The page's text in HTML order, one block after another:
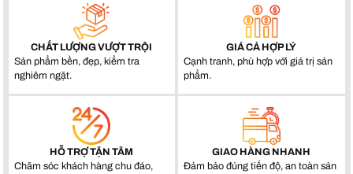
CHẤT LƯỢNG VƯỢT TRỘI
Sản phẩm bền, đẹp, kiểm tra
nghiêm ngặt.
GIÁ CẢ HỢP LÝ
Cạnh tranh, phù hợp với giá trị sản
phẩm.
HỖ TRỢ TẬN TÂM
Chăm sóc khách hàng chu đáo,
GIAO HÀNG NHANH
Đảm bảo đúng tiến độ, an toàn sản